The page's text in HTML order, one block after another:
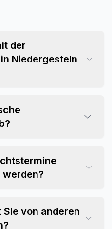
der
Niedergesteln
von anderen